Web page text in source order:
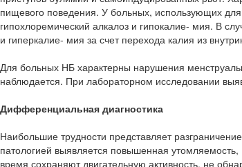
пищевого поведения. У больных, использующих
гипохлоремический алкалоз и гипокалие- мия. В
и гиперкалие- мия за счет перехода калия из
Для больных НБ характерны нарушения
наблюдается. При лабораторном исследовании
Дифференциальная диагностика
Наибольшие трудности представляет
патологией выявляется повышенная
время сохраняют двигательную активность, не